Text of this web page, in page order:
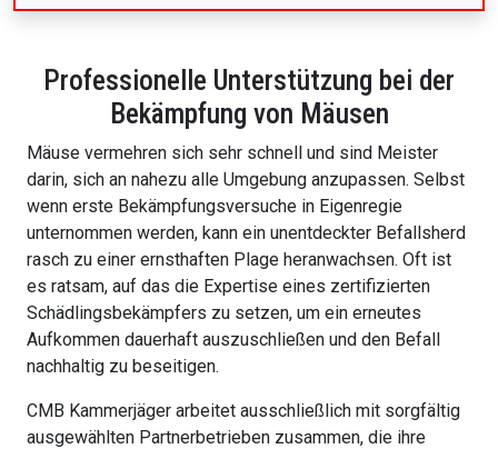
Professionelle Unterstützung bei der
Bekämpfung von Mäusen
Mäuse vermehren sich sehr schnell und sind Meister
darin, sich an nahezu alle Umgebung anzupassen. Selbst
wenn erste Bekämpfungsversuche in Eigenregie
unternommen werden, kann ein unentdeckter Befallsherd
rasch zu einer ernsthaften Plage heranwachsen. Oft ist
es ratsam, auf das die Expertise eines zertifizierten
Schädlingsbekämpfers zu setzen, um ein erneutes
Aufkommen dauerhaft auszuschließen und den Befall
nachhaltig zu beseitigen.
CMB Kammerjäger arbeitet ausschließlich mit sorgfältig
ausgewählten Partnerbetrieben zusammen, die ihre